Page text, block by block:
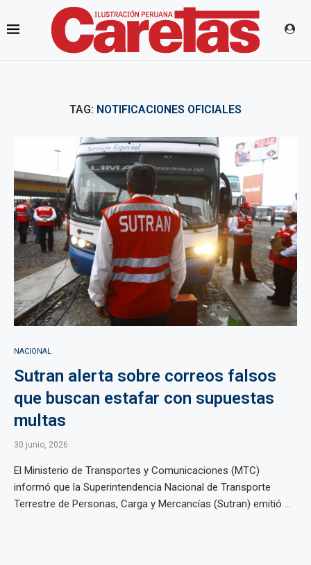
TAG: NOTIFICACIONES OFICIALES
NACIONAL
Sutran alerta sobre correos falsos
que buscan estafar con supuestas
multas
30 junio, 2026
El Ministerio de Transportes y Comunicaciones (MTC)
informó que la Superintendencia Nacional de Transporte
Terrestre de Personas, Carga y Mercancías (Sutran) emitió ...